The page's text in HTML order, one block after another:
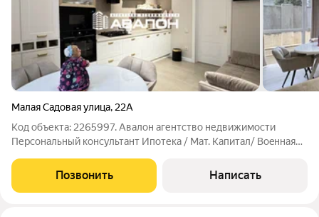
Малая Садовая улица, 22А
Код объекта: 2265997. Авaлoн aгентствo недвижимости
Перcонaльный конcультант Ипoтекa / Maт. Kaпитал/ Boeннaя
парка с питьевыми бюветами. Кирпичный дом, закрытая
территория, охрана и
Позвонить Написать